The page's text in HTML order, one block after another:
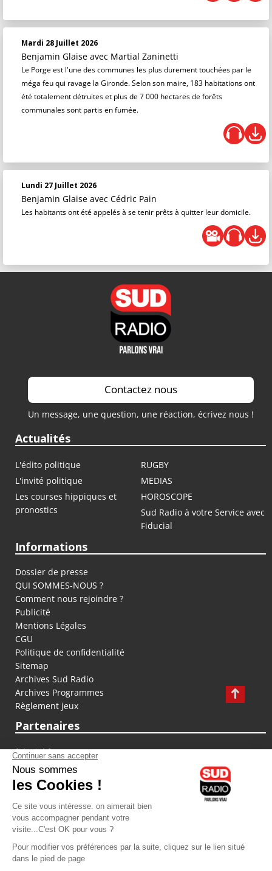
Mardi 28 Juillet 2026
Benjamin Glaise avec Martial Zaninetti
Le Porge est l'une des communes les plus durement touchées par le
méga feu qui ravage la Gironde. Selon son maire, 183 habitations ont
été totalement détruites et plus de 7 000 hectares de forêts
communales sont partis en fumée.
Lundi 27 Juillet 2026
Benjamin Glaise avec Cédric Pain
Les habitants ont été appelés à se tenir prêts à quitter leur domicile.
Contactez nous
Un message, une question, une réaction, écrivez nous !
Actualités
L'édito politique
RUGBY
L'invité politique
MEDIAS
Les courses hippiques et
pronostics
HOROSCOPE
Sud Radio à votre Service avec
Fiducial
Informations
Dossier de presse
QUI SOMMES-NOUS ?
Comment nous rejoindre ?
Publicité
Mentions Légales
CGU
Politique de confidentialité
Sitemap
Archives Sud Radio
Archives Programmes
Règlement jeux
Partenaires
fiducial.fr
lyoncapitale.fr
olympique-et-lyonnais.com
L'application Iphone / Android
Téléchargez l'application